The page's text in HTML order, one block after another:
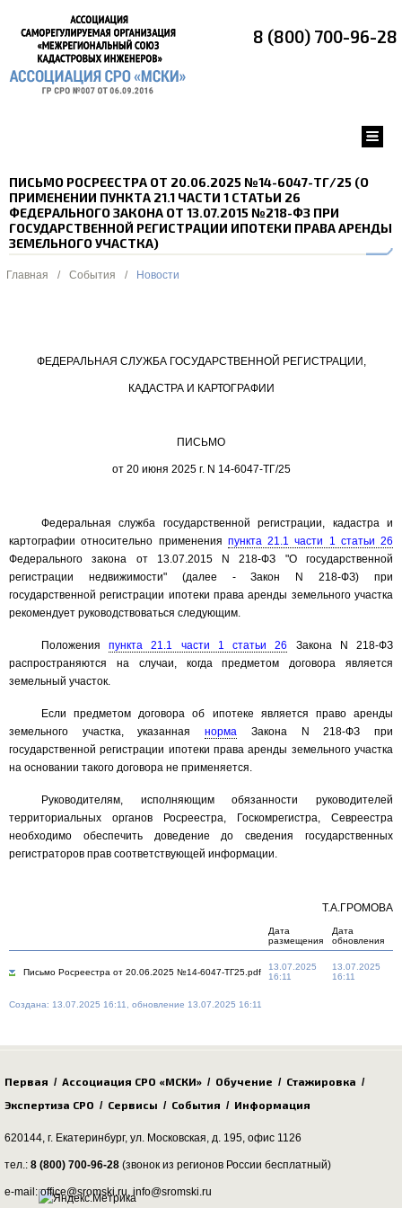
8 (800) 700-96-28
ПИСЬМО РОСРЕЕСТРА ОТ 20.06.2025 №14-6047-ТГ/25 (О
ПРИМЕНЕНИИ ПУНКТА 21.1 ЧАСТИ 1 СТАТЬИ 26
ФЕДЕРАЛЬНОГО ЗАКОНА ОТ 13.07.2015 №218-ФЗ ПРИ
ГОСУДАРСТВЕННОЙ РЕГИСТРАЦИИ ИПОТЕКИ ПРАВА АРЕНДЫ
ЗЕМЕЛЬНОГО УЧАСТКА)
Главная / События / Новости
ФЕДЕРАЛЬНАЯ СЛУЖБА ГОСУДАРСТВЕННОЙ РЕГИСТРАЦИИ,
КАДАСТРА И КАРТОГРАФИИ
ПИСЬМО
от 20 июня 2025 г. N 14-6047-ТГ/25
Федеральная служба государственной регистрации, кадастра и
картографии относительно применения пункта 21.1 части 1 статьи 26
Федерального закона от 13.07.2015 N 218-ФЗ "О государственной
регистрации недвижимости" (далее - Закон N 218-ФЗ) при
государственной регистрации ипотеки права аренды земельного участка
рекомендует руководствоваться следующим.
Положенияпункта 21.1 части 1 статьи 26 Закона N 218-ФЗ
распространяются на случаи, когда предметом договора является
земельный участок.
Если предметом договора об ипотеке является право аренды
земельного участка, указаннаянорма Закона N 218-ФЗ при
государственной регистрации ипотеки права аренды земельного участка
на основании такого договора не применяется.
Руководителям, исполняющим обязанности руководителей
территориальных органов Росреестра, Госкомрегистра, Севреестра
необходимо обеспечить доведение до сведения государственных
регистраторов прав соответствующей информации.
Т.А.ГРОМОВА
Дата
размещения
Дата
обновления
Письмо Росреестра от 20.06.2025 №14-6047-ТГ25.pdf
13.07.2025
16:11
13.07.2025
16:11
Создана: 13.07.2025 16:11, обновление 13.07.2025 16:11
Первая / Ассоциация СРО «МСКИ» / Обучение / Стажировка /
Экспертиза СРО / Сервисы / События / Информация
620144, г. Екатеринбург, ул. Московская, д. 195, офис 1126
тел.: 8 (800) 700-96-28 (звонок из регионов России бесплатный)
e-mail: office@sromski.ru, info@sromski.ru